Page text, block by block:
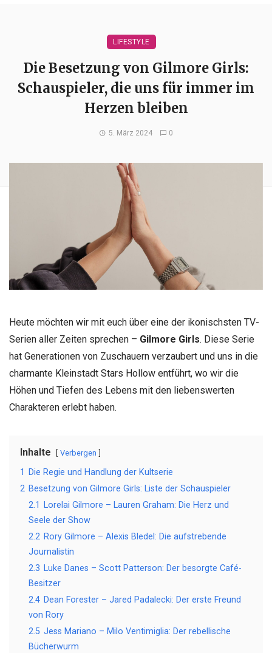
LIFESTYLE
Die Besetzung von Gilmore Girls:
Schauspieler, die uns für immer im
Herzen bleiben
5. März 2024 0
Heute möchten wir mit euch über eine der ikonischsten TV-
Serien aller Zeiten sprechen – Gilmore Girls. Diese Serie
hat Generationen von Zuschauern verzaubert und uns in die
charmante Kleinstadt Stars Hollow entführt, wo wir die
Höhen und Tiefen des Lebens mit den liebenswerten
Charakteren erlebt haben.
Inhalte Verbergen
1 Die Regie und Handlung der Kultserie
2 Besetzung von Gilmore Girls: Liste der Schauspieler
2.1 Lorelai Gilmore – Lauren Graham: Die Herz und
Seele der Show
2.2 Rory Gilmore – Alexis Bledel: Die aufstrebende
Journalistin
2.3 Luke Danes – Scott Patterson: Der besorgte Café-
Besitzer
2.4 Dean Forester – Jared Padalecki: Der erste Freund
von Rory
2.5 Jess Mariano – Milo Ventimiglia: Der rebellische
Bücherwurm